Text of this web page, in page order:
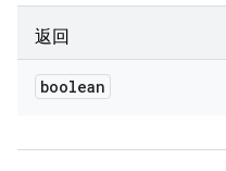
返回
boolean